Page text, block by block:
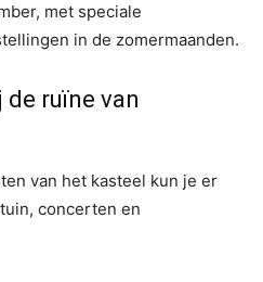
met speciale
in de zomermaanden.
ruïne van
van het kasteel kun je er
concerten en